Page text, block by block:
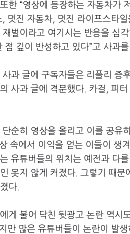
또한 “영상에 등장하는 자동차가
멋진 자동차 멋진 라이프스타
재벌이라고 여기시는 반응을 심
점 깊이 반성하고 있다”고 사과
과 글에 구독자들은 리플리 증
사과 글에 격분했다
카걸
피터
순히 영상을 올리고 이를 공유
속에서 이익을 얻는 이들이 생
유튜버들의 위치는 예전과 다
못지 않게 커졌다 그렇기 때문
다
게 불어 닥친 뒷광고 논란 역시
만 많은 유튜버들이 논란이 발